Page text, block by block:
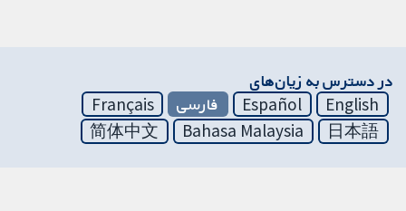
در دسترس به زیان‌های
English
Español فارسی
Français
日本語
Bahasa Malaysia
简体中文